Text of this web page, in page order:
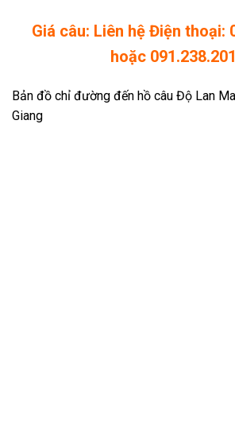
Giá câu: Liên hệ Điện thoại:
hoặc
Bản đồ chỉ đường đến hồ câu Độ Lan
Giang